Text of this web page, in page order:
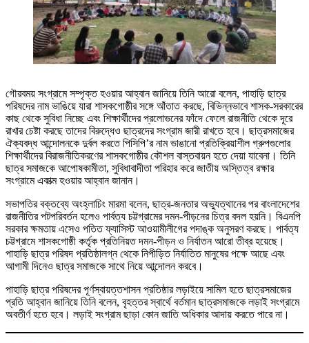
গৌরবময় সংগ্রামে সম্পৃক্ত হওয়ার আহ্বান জানিয়ে তিনি আরো বলেন, পাহাড়ি ছাত্র
পরিষদের নাম ভাঙিয়ে যারা শাসকগোষ্ঠীর সঙ্গে আঁতাত করছে, বিভিন্নভাবে শাসক-সরকারের
কাছ থেকে সুবিধা নিচ্ছে এবং শিক্ষার্থীদের প্রলোভনের ফাঁদে ফেলে রাজনীতি থেকে দূরে
রাখার চেষ্টা করছে তাদের বিরুদ্ধেও ছাত্রদের সংগ্রাম জারী রাখতে হবে। ছাত্রসমাজের
ঐক্যবদ্ধ আন্দোলনকে দুর্বল করতে পিসিপি’র নাম ভাঙানো প্রতিক্রিয়াশীল গ্রুপগুলোর
শিক্ষার্থীদের বিরাজনীতিকরণের শাসকগোষ্ঠীর কৌশল বাস্তবায়ন হতে দেয়া যাবেনা। তিনি
ছাত্র সমাজকে আপোষকামীতা, সুবিধাবাদীতা পরিহার করে জাতীয় অস্তিত্ব রক্ষার
সংগ্রামে একাত্ম হওয়ার আহ্বান জানান।
সভাপতির বক্তব্যে অংহ্লাচিং মারমা বলেন, ছাত্র-জনতার অভ্যুত্থানের পর বাংলাদেশের
রাজনীতির পটপরিবর্তন হলেও পার্বত্য চট্টগ্রামের দমন-পীড়নের চিত্র বদল হয়নি। বিএনপি
সরকার ক্ষমতায় এসেও পতিত ফ্যাসিস্ট আওয়ামীলীগের পদাঙ্ক অনুসরণ করছে। পার্বত্য
চট্টগ্রামে শাসকগোষ্ঠী কর্তৃক প্রতিনিয়ত দমন-পীড়ন ও নির্যাতন আরো তীব্র হয়েছে।
পাহাড়ি ছাত্র পরিষদ প্রতিষ্ঠালগ্ন থেকে নিপীড়িত নির্যাতিত মানুষের পক্ষে আছে এবং
আগামী দিনেও ছাত্র সমাজকে সাথে নিয়ে আন্দোলন করবে।
পাহাড়ি ছাত্র পরিষদের পূর্ণস্বায়ত্তশাসন প্রতিষ্ঠার লড়াইয়ে সামিল হতে ছাত্রসমাজের
প্রতি আহ্বান জানিয়ে তিনি বলেন, বৃহত্তর স্বার্থে বর্তমান ছাত্রসমাজকে লড়াই সংগ্রামে
অবতীর্ণ হতে হবে। লড়াই সংগ্রাম ছাড়া কোন জাতি অধিকার আদায় করতে পারে না।